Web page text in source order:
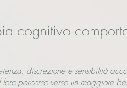
cognitivo
discrezione e sensibilità
percorso verso un maggiore